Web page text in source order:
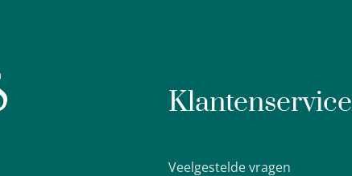
Klantenservice
Veelgestelde vragen